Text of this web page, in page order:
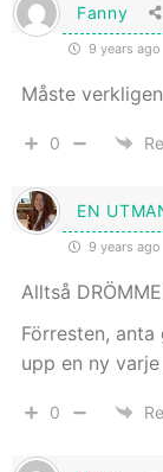
Fanny
9 years ago
Måste
0
EN
9 years ago
Alltså
Förresten,
upp en ny
0